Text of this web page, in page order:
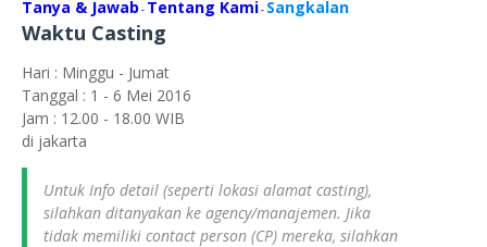
Tanya & Jawab - Tentang Kami - Sangkalan
Waktu Casting
Hari : Minggu - Jumat
Tanggal : 1 - 6 Mei 2016
Jam : 12.00 - 18.00 WIB
di jakarta
Untuk Info detail (seperti lokasi alamat casting),
silahkan ditanyakan ke agency/manajemen. Jika
tidak memiliki contact person (CP) mereka, silahkan